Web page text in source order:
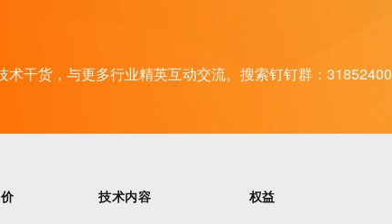
干货，与更多行业精英互动交流。搜索钉钉群：31852400